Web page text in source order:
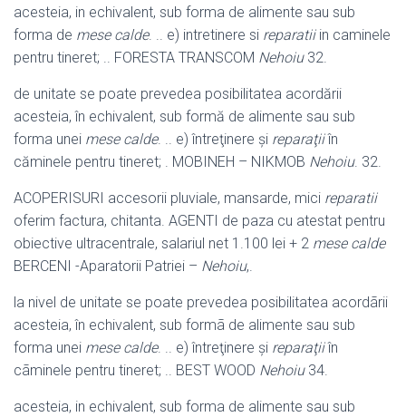
acesteia, in echivalent, sub forma de alimente sau sub
forma de mese calde. .. e) intretinere si reparatiiin caminele
pentru tineret; .. FORESTA TRANSCOM Nehoiu32.
de unitate se poate prevedea posibilitatea acordării
acesteia, în echivalent, sub formă de alimente sau sub
forma unei mese calde. .. e) întreţinere şi reparaţiiîn
căminele pentru tineret; . MOBINEH – NIKMOB Nehoiu. 32.
ACOPERISURI accesorii pluviale, mansarde, mici reparatii
oferim factura, chitanta. AGENTI de paza cu atestat pentru
obiective ultracentrale, salariul net 1.100 lei + 2 mese calde
BERCENI -Aparatorii Patriei – Nehoiu,.
la nivel de unitate se poate prevedea posibilitatea acordãrii
acesteia, în echivalent, sub formã de alimente sau sub
forma unei mese calde. .. e) întreţinere şi reparaţiiîn
cãminele pentru tineret; .. BEST WOOD Nehoiu34.
acesteia, in echivalent, sub forma de alimente sau sub